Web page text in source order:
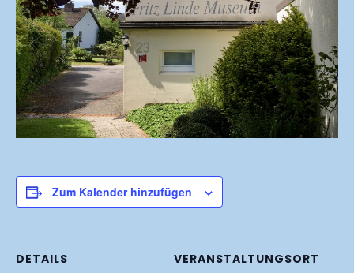
Zum Kalender hinzufügen
DETAILS VERANSTALTUNGSORT